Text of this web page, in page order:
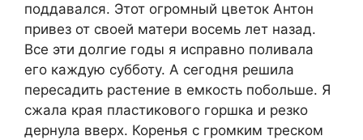
поддавался. Этот огромный цветок Антон
привез от своей матери восемь лет назад.
Все эти долгие годы я исправно поливала
его каждую субботу. А сегодня решила
пересадить растение в емкость побольше. Я
сжала края пластикового горшка и резко
дернула вверх. Коренья с громким треском